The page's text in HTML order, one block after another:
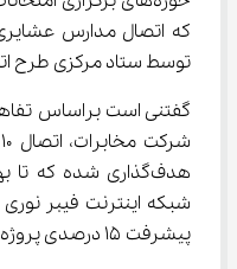
که اتصال مدارس
توسط ستاد مرکزی طرح
گفتنی است براساس
پیشرفت ۱۵ درصدی پروژه است.